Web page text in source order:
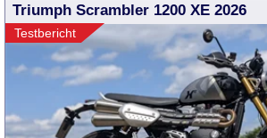
Triumph Scrambler 1200 XE 2026
Testbericht